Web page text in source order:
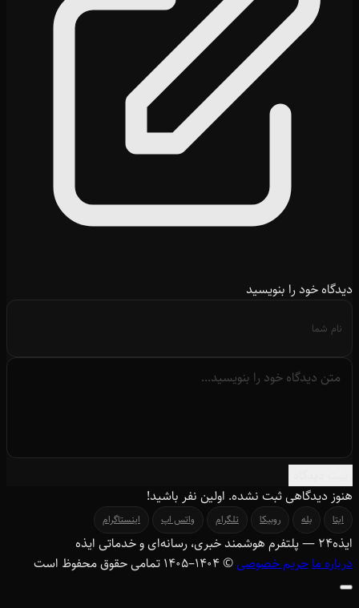
دیدگاه خود را بنویسید
هنوز دیدگاهی ثبت نشده. اولین نفر باشید!
ایتا بله روبیکا تلگرام واتس اپ اینستاگرام
ایذه۲۴ — پلتفرم هوشمند خبری، رسانه‌ای و خدماتی ایذه
درباره ماحریم خصوصی© ۱۴۰۴–1405 تمامی حقوق محفوظ است